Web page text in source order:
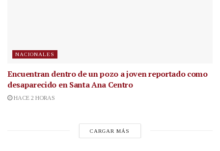
NACIONALES
Encuentran dentro de un pozo a joven reportado como
desaparecido en Santa Ana Centro
HACE 2 HORAS
CARGAR MÁS